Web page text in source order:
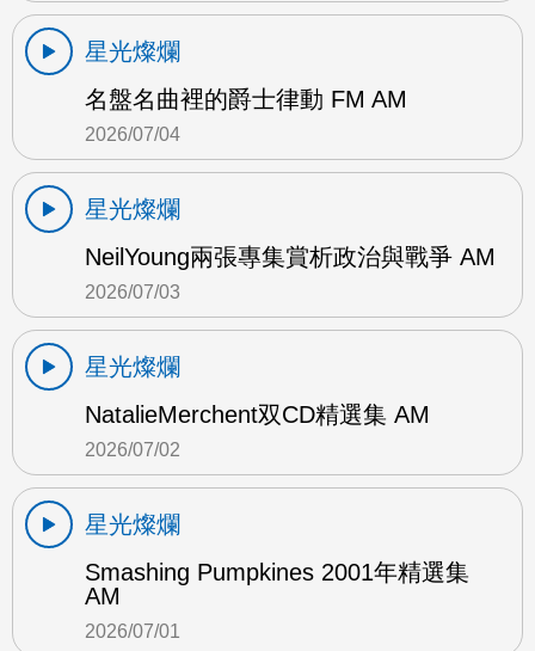
星光燦爛
名盤名曲裡的爵士律動 FM AM
2026/07/04
星光燦爛
NeilYoung兩張專集賞析政治與戰爭 AM
2026/07/03
星光燦爛
NatalieMerchent双CD精選集 AM
2026/07/02
星光燦爛
Smashing Pumpkines 2001年精選集
AM
2026/07/01